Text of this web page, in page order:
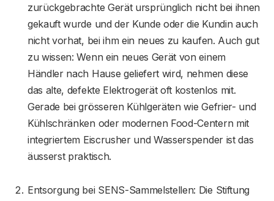
zurückgebrachte Gerät ursprünglich nicht bei ihnen
gekauft wurde und der Kunde oder die Kundin auch
nicht vorhat, bei ihm ein neues zu kaufen. Auch gut
zu wissen: Wenn ein neues Gerät von einem
Händler nach Hause geliefert wird, nehmen diese
das alte, defekte Elektrogerät oft kostenlos mit.
Gerade bei grösseren Kühlgeräten wie Gefrier- und
Kühlschränken oder modernen Food-Centern mit
integriertem Eiscrusher und Wasserspender ist das
äusserst praktisch.
Entsorgung bei SENS-Sammelstellen: Die Stiftung